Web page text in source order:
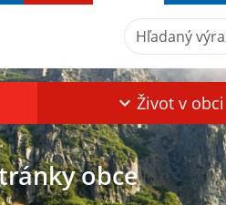
Hľadaný výraz...
Život v obci
obce